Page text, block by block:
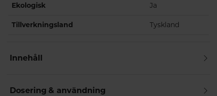
Ekologisk Ja
Tillverkningsland Tyskland
Innehåll
Dosering & användning